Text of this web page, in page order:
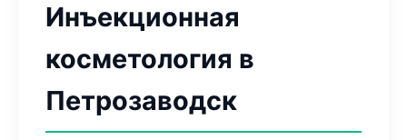
Инъекционная
косметология в
Петрозаводск